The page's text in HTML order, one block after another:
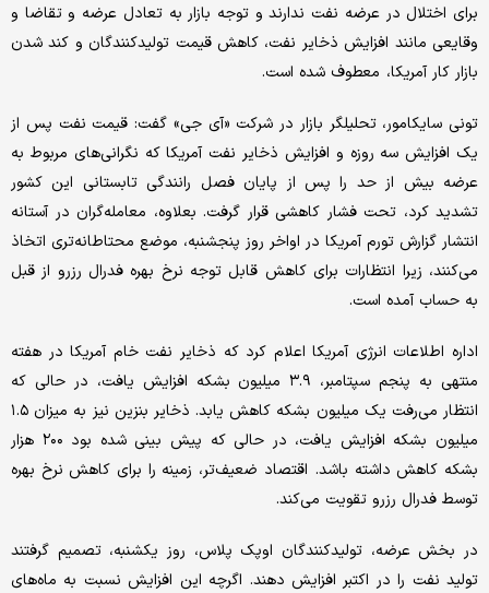
برای اختلال در عرضه نفت ندارند و توجه بازار به تعادل عرضه و تقاضا و
وقایعی مانند افزایش ذخایر نفت، کاهش قیمت تولیدکنندگان و کند شدن
بازار کار آمریکا، معطوف شده است.
تونی سایکامور، تحلیلگر بازار در شرکت «آی جی» گفت: قیمت نفت پس از
یک افزایش سه روزه و افزایش ذخایر نفت آمریکا که نگرانی‌های مربوط به
عرضه بیش از حد را پس از پایان فصل رانندگی تابستانی این کشور
تشدید کرد، تحت فشار کاهشی قرار گرفت. بعلاوه، معامله‌گران در آستانه
انتشار گزارش تورم آمریکا در اواخر روز پنجشنبه، موضع محتاطانه‌تری اتخاذ
می‌کنند، زیرا انتظارات برای کاهش قابل توجه نرخ بهره فدرال رزرو از قبل
به حساب آمده است.
اداره اطلاعات انرژی آمریکا اعلام کرد که ذخایر نفت خام آمریکا در هفته
منتهی به پنجم سپتامبر، ۳.۹ میلیون بشکه افزایش یافت، در حالی که
انتظار می‌رفت یک میلیون بشکه کاهش یابد. ذخایر بنزین نیز به میزان ۱.۵
میلیون بشکه افزایش یافت، در حالی که پیش بینی شده بود ۲۰۰ هزار
بشکه کاهش داشته باشد. اقتصاد ضعیف‌تر، زمینه را برای کاهش نرخ بهره
توسط فدرال رزرو تقویت می‌کند.
در بخش عرضه، تولیدکنندگان اوپک پلاس، روز یکشنبه، تصمیم گرفتند
تولید نفت را در اکتبر افزایش دهند. اگرچه این افزایش‌ نسبت به ماه‌های